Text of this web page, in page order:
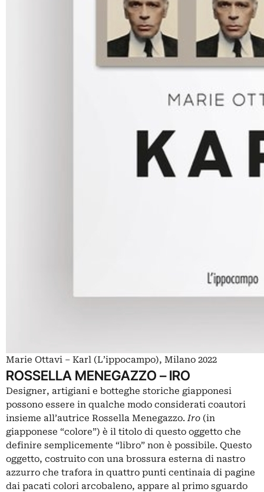
Marie Ottavi – Karl (L’ippocampo), Milano 2022
ROSSELLA MENEGAZZO – IRO
Designer, artigiani e botteghe storiche giapponesi
possono essere in qualche modo considerati coautori
insieme all’autrice Rossella Menegazzo.Iro (in
giapponese “colore”) è il titolo di questo oggetto che
definire semplicemente “libro” non è possibile. Questo
oggetto, costruito con una brossura esterna di nastro
azzurro che trafora in quattro punti centinaia di pagine
dai pacati colori arcobaleno, appare al primo sguardo